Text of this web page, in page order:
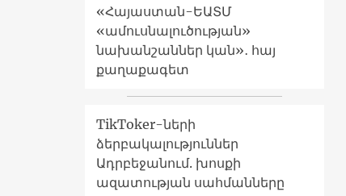
«Հայաստան-ԵԱՏՄ
«ամուսնալուծության»
նախանշաններ կան»․ հայ
քաղաքագետ
TikToker-ների
ձերբակալություններ
Ադրբեջանում. խոսքի
ազատության սահմանները